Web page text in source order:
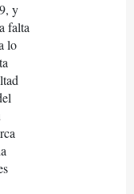
y
falta
lo